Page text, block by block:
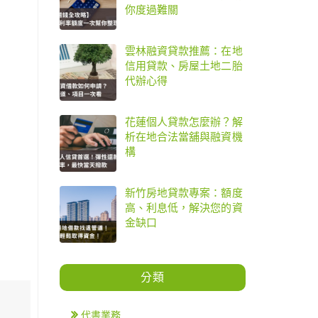
你度過難關
雲林融資貸款推薦：在地
信用貸款、房屋土地二胎
代辦心得
花蓮個人貸款怎麼辦？解
析在地合法當舖與融資機
構
新竹房地貸款專案：額度
高、利息低，解決您的資
金缺口
分類
代書業務